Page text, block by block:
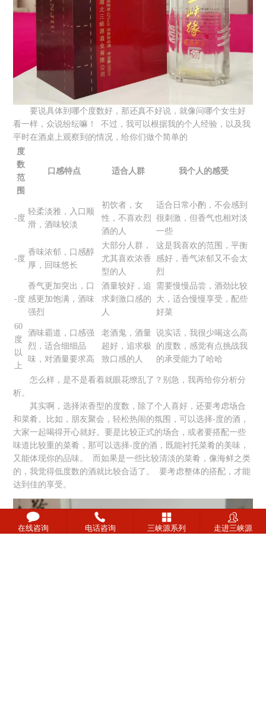
要说具体到哪个度数好，那还真不好说，就像问哪个女生好
看一样，众说纷纭嘛！ 不过，我可以根据我的个人经验，以及我
平时在酒桌上观察到的情况，给你们做个简单的
度
数
范
围
口感特点 适合人群 我个人的感受
-度
轻柔淡雅，入口顺
滑，酒味较淡
初饮者，女
性，不喜欢烈
酒的人
适合日常小酌，不会感到
很刺激，但香气也相对淡
一些
-度
香味浓郁，口感醇
厚，回味悠长
大部分人群，
尤其喜欢浓香
型的人
这是我喜欢的范围，平衡
感好，香气浓郁又不会太
烈
-度
香气更加突出，口
感更加饱满，酒味
强烈
酒量较好，追
求刺激口感的
人
需要慢慢品尝，酒劲比较
大，适合慢慢享受，配些
好菜
60
度
以
上
酒味霸道，口感强
烈，适合细细品
味，对酒量要求高
老酒鬼，酒量
超好，追求极
致口感的人
说实话，我很少喝这么高
的度数，感觉有点挑战我
的承受能力了哈哈
怎么样，是不是看着就眼花缭乱了？别急，我再给你分析分
析。
其实啊，选择浓香型的度数，除了个人喜好，还要考虑场合
和菜肴。比如，朋友聚会，轻松热闹的氛围，可以选择-度的酒，
大家一起喝得开心就好。要是比较正式的场合，或者要搭配一些
味道比较重的菜肴，那可以选择-度的酒，既能衬托菜肴的美味，
又能体现你的品味。 而如果是一些比较清淡的菜肴，像海鲜之类
的，我觉得低度数的酒就比较合适了。 要考虑整体的搭配，才能
达到佳的享受。
在线咨询 电话咨询 三峡源系列 走进三峡源